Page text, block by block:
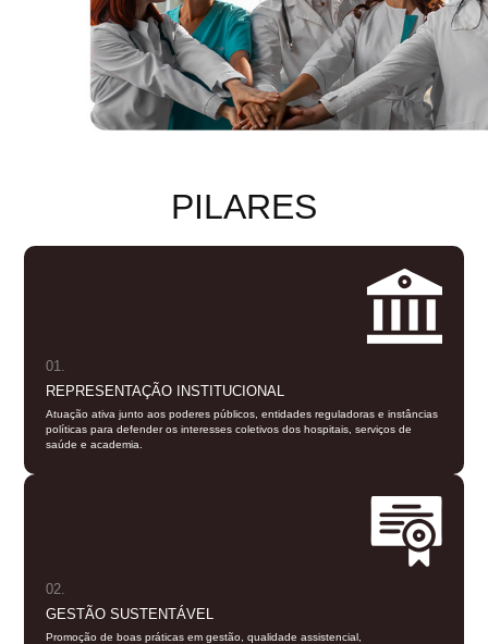
PILARES
01.
REPRESENTAÇÃO INSTITUCIONAL
Atuação ativa junto aos poderes públicos, entidades reguladoras e instâncias
políticas para defender os interesses coletivos dos hospitais, serviços de
saúde e academia.
02.
GESTÃO SUSTENTÁVEL
Promoção de boas práticas em gestão, qualidade assistencial,